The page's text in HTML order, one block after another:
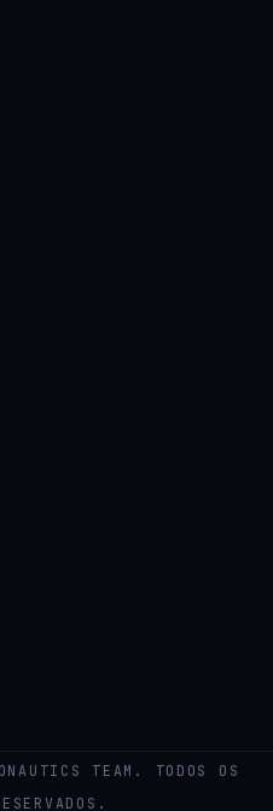
TEAM. TODOS OS